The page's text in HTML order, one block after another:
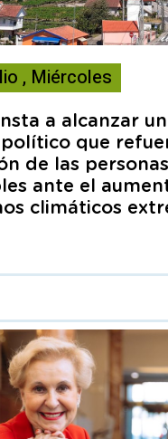
, Miércoles
a alcanzar
que
de las
ante el
climáticos